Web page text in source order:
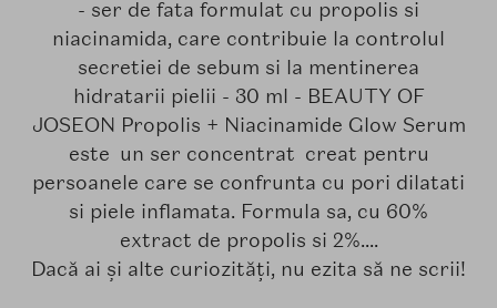
- ser de fata formulat cu propolis si
niacinamida, care contribuie la controlul
secretiei de sebum si la mentinerea
hidratarii pielii - 30 ml - BEAUTY OF
JOSEON Propolis + Niacinamide Glow Serum
este un ser concentrat creat pentru
persoanele care se confrunta cu pori dilatati
si piele inflamata. Formula sa, cu 60%
extract de propolis si 2%....
Dacă ai și alte curiozități, nu ezita să ne scrii!